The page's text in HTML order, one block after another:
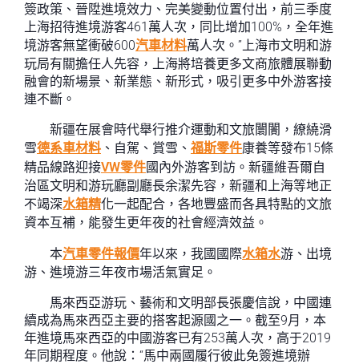
簽政策、晉陞進境效力、完美變動位置付出，前三季度
上海招待進境游客461萬人次，同比增加100%，全年進
境游客無望衝破600汽車材料萬人次。”上海市文明和游
玩局有關擔任人先容，上海將培養更多文商旅體展聯動
融會的新場景、新業態、新形式，吸引更多中外游客接
連不斷。
新疆在展會時代舉行推介運動和文旅闤闠，繚繞滑
雪德系車材料 、自駕、賞雪、 福斯零件康養等發布15條
精品線路迎接VW零件國內外游客到訪。新疆維吾爾自
治區文明和游玩廳副廳長余潔先容，新疆和上海等地正
不竭深水箱精化一起配合，各地豐盛而各具特點的文旅
資本互補，能發生更年夜的社會經濟效益。
本汽車零件報價年以來，我國國際水箱水游、出境
游、進境游三年夜市場活氣實足。
馬來西亞游玩、藝術和文明部長張慶信說，中國連
續成為馬來西亞主要的搭客起源國之一。截至9月，本
年進境馬來西亞的中國游客已有253萬人次，高于2019
年同期程度。他說：“馬中兩國履行彼此免簽進境辦